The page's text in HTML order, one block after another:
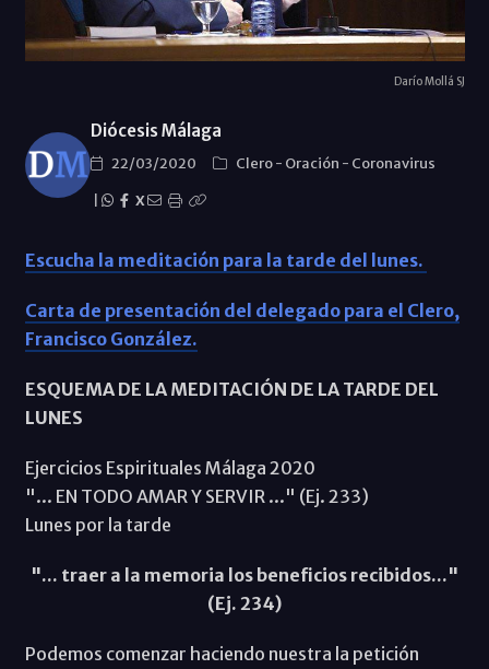
Darío Mollá SJ
Diócesis Málaga
22/03/2020 Clero- Oración - Coronavirus
X
Escucha la meditación para la tarde del lunes.
Carta de presentación del delegado para el Clero,
Francisco González.
ESQUEMA DE LA MEDITACIÓN DE LA TARDE DEL
LUNES
Ejercicios Espirituales Málaga 2020
"... EN TODO AMAR Y SERVIR ..." (Ej. 233)
Lunes por la tarde
"... traer a la memoria los beneficios recibidos..."
(Ej. 234)
Podemos comenzar haciendo nuestra la petición